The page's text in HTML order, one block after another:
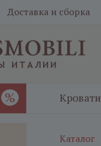
Доставка и сборка
% Кровати
Каталог